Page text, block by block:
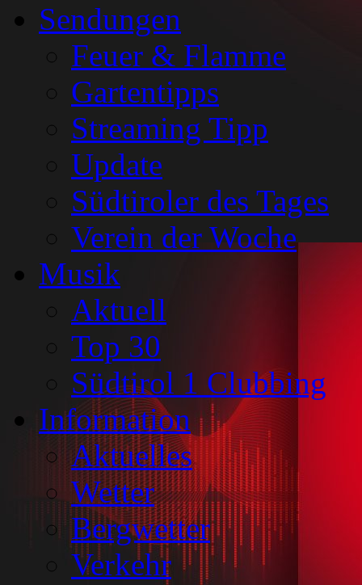
Sendungen
Feuer & Flamme
Gartentipps
Streaming Tipp
Update
Südtiroler des Tages
Verein der Woche
Musik
Aktuell
Top 30
Südtirol 1 Clubbing
Information
Aktuelles
Wetter
Bergwetter
Verkehr